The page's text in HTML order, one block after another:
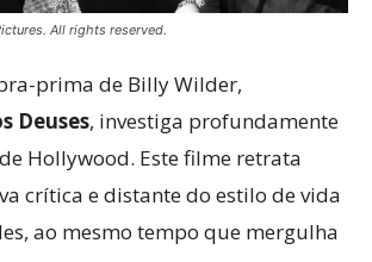
All rights reserved.
prima de Billy Wilder,
Deuses, investiga profundamente
Hollywood. Este filme retrata
crítica e distante do estilo de vida
ao mesmo tempo que mergulha